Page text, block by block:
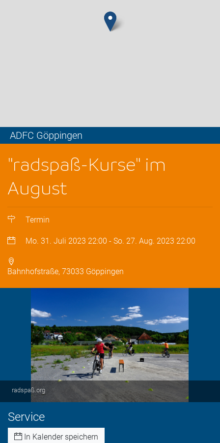
ADFC Göppingen
"radspaß-Kurse" im
August
Termin
Mo. 31. Juli 2023 22:00 -So. 27. Aug. 2023 22:00
Bahnhofstraße, 73033 Göppingen
radspaß.org
Service
In Kalender speichern